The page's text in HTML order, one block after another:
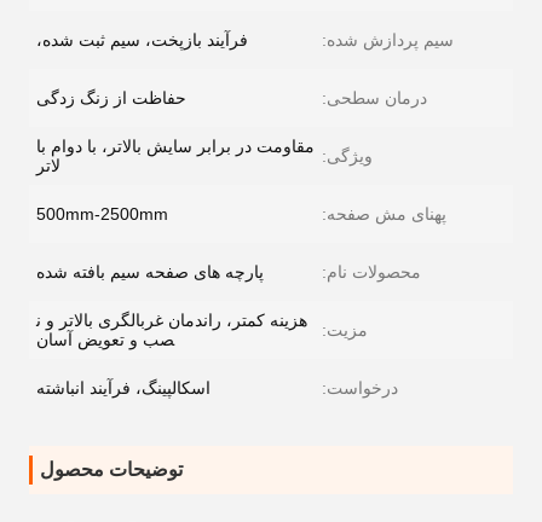
سیم پردازش شده: فرآیند بازپخت، سیم ثبت شده،
درمان سطحی: حفاظت از زنگ زدگی
ویژگی: مقاومت در برابر سایش بالاتر، با دوام با
لاتر
پهنای مش صفحه: 500mm-2500mm
محصولات نام: پارچه های صفحه سیم بافته شده
مزیت:
هزینه کمتر، راندمان غربالگری بالاتر و ن
صب و تعویض آسان
درخواست: اسکالپینگ، فرآیند انباشته
توضیحات محصول